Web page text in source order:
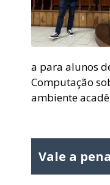
a para alunos
Computação
ambiente
Vale a